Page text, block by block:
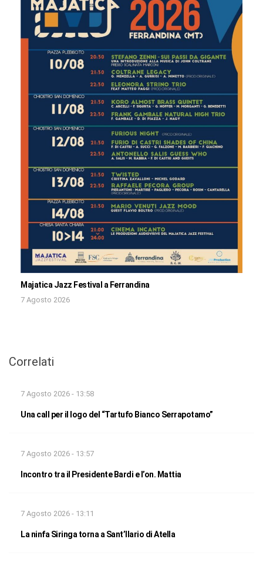
Majatica Jazz Festival a Ferrandina
7 Agosto 2026
Correlati
7 Agosto 2026 - 13:58
Una call per il logo del “Tartufo Bianco Serrapotamo”
7 Agosto 2026 - 13:57
Incontro tra il Presidente Bardi e l’on. Mattia
7 Agosto 2026 - 13:11
La ninfa Siringa torna a Sant’Ilario di Atella